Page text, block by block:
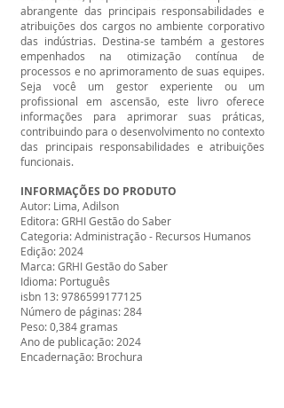
abrangente das principais responsabilidades e
atribuições dos cargos no ambiente corporativo
das indústrias. Destina-se também a gestores
empenhados na otimização contínua de
processos e no aprimoramento de suas equipes.
Seja você um gestor experiente ou um
profissional em ascensão, este livro oferece
informações para aprimorar suas práticas,
contribuindo para o desenvolvimento no contexto
das principais responsabilidades e atribuições
funcionais.
INFORMAÇÕES DO PRODUTO
Autor: Lima, Adilson
Editora: GRHI Gestão do Saber
Categoria: Administração - Recursos Humanos
Edição: 2024
Marca: GRHI Gestão do Saber
Idioma: Português
isbn 13: 9786599177125
Número de páginas: 284
Peso: 0,384 gramas
Ano de publicação: 2024
Encadernação: Brochura